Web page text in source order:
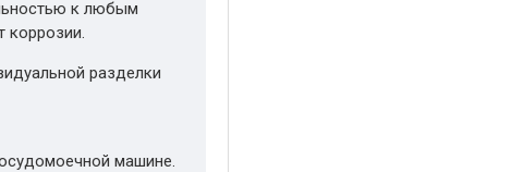
к любым
коррозии.
разделки
машине.